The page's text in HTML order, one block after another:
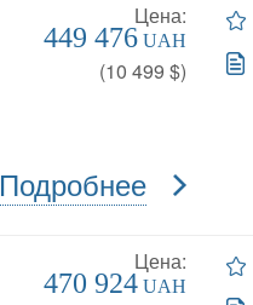
Цена:
449 476UAH
(10 499 $)
Подробнее
Цена:
470 924UAH